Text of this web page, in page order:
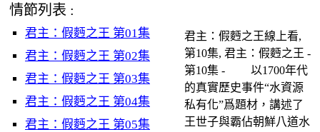
情節列表 :
君主：假麪之王 第01集
君主：假麪之王 第02集
君主：假麪之王 第03集
君主：假麪之王 第04集
君主：假麪之王 第05集
君主：假麪之王線上看,
第10集, 君主：假麪之王 -
第10集 - 以1700年代
的真實歷史事件“水資源
私有化”爲題材，講述了
王世子與霸佔朝鮮八道水